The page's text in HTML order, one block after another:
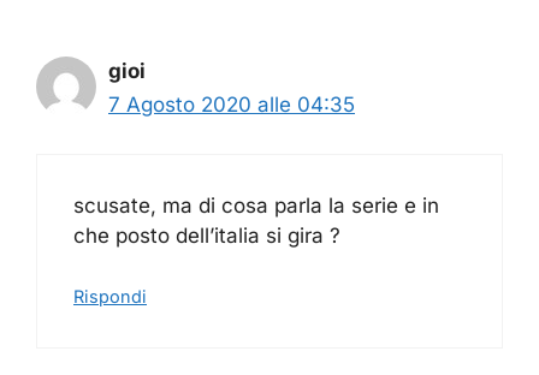
gioi
7 Agosto 2020 alle 04:35
scusate, ma di cosa parla la serie e in
che posto dell’italia si gira ?
Rispondi